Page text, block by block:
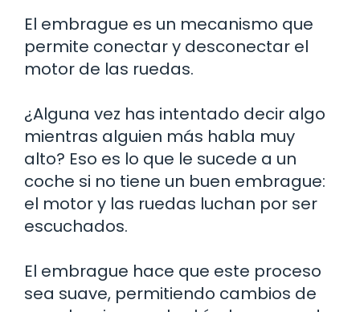
El embrague es un mecanismo que
permite conectar y desconectar el
motor de las ruedas.
¿Alguna vez has intentado decir algo
mientras alguien más habla muy
alto? Eso es lo que le sucede a un
coche si no tiene un buen embrague:
el motor y las ruedas luchan por ser
escuchados.
El embrague hace que este proceso
sea suave, permitiendo cambios de